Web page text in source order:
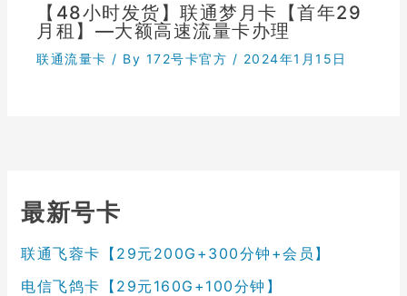
【48小时发货】联通梦月卡【首年29
月租】—大额高速流量卡办理
联通流量卡 / By 172号卡官方 / 2024年1月15日
最新号卡
联通飞蓉卡【29元200G+300分钟+会员】
电信飞鸽卡【29元160G+100分钟】